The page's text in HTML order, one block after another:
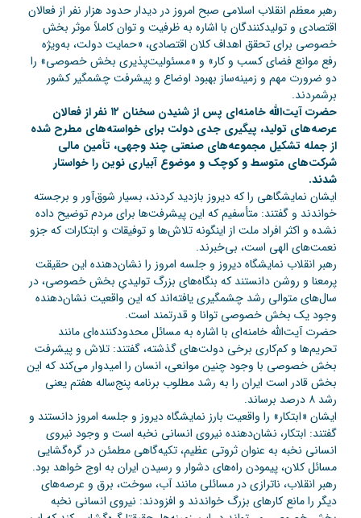
رهبر معظم انقلاب اسلامی صبح امروز در دیدار حدود هزار نفر از فعالان
اقتصادی و تولیدکنندگان با اشاره به ظرفیت و توان کاملاً موثر بخش
خصوصی برای تحقق اهداف کلان اقتصادی، «حمایت دولت، به‌ویژه
رفع موانع فضای کسب‌ و کار» و «مسئولیت‌پذیری بخش خصوصی» را
دو ضرورت مهم و زمینه‌ساز بهبود اوضاع و پیشرفت چشمگیر کشور
برشمردند.
حضرت آیت‌الله خامنه‌ای پس از شنیدن سخنان ۱۲ نفر از فعالان
عرصه‌های تولید، پیگیری جدی دولت برای خواسته‌های مطرح شده
از جمله تشکیل مجموعه‌های صنعتی چند وجهی، تأمین مالی
شرکت‌‌های متوسط و کوچک و موضوع آبیاری نوین را خواستار
شدند.
ایشان نمایشگاهی را که دیروز بازدید کردند، بسیار شوق‌آور و برجسته
خواندند و گفتند: متأسفیم که این پیشرفت‌ها برای مردم توضیح داده
نشده و اکثر افراد ملت از اینگونه تلاش‌ها و توفیقات و ابتکارات که جزو
نعمت‌های الهی است، بی‌خبرند.
رهبر انقلاب نمایشگاه دیروز و جلسه امروز را نشان‌دهنده این حقیقت
پرمعنا و روشن دانستند که بنگاه‌های بزرگ تولیدیِ بخش خصوصی، در
سال‌های متوالی رشد چشمگیری یافته‌اند که این واقعیت نشان‌دهنده
وجود یک بخش خصوصی توانا و قدرتمند است.
حضرت آیت‌الله خامنه‌ای با اشاره به مسائل محدودکننده‌ای مانند
تحریم‌ها و کم‌کاری برخی دولت‌های گذشته، گفتند: تلاش و پیشرفت
بخش خصوصی با وجود چنین موانعی، انسان را امیدوار می‌کند که این
بخش قادر است ایران را به رشد مطلوب برنامه پنج‌ساله هفتم یعنی
رشد ۸ درصد برساند.
ایشان «ابتکار» را واقعیت بارز نمایشگاه دیروز و جلسه امروز دانستند و
گفتند: ابتکار، نشان‌دهنده نیروی انسانی نخبه است و وجود نیروی
انسانی نخبه به عنوان ثروتی عظیم، تکیه‌گاهی مطمئن در گره‌گشایی
مسائل کلان، پیمودن راه‌های دشوار و رسیدن ایران به اوج خواهد بود.
رهبر انقلاب، ناترازی در مسائلی مانند آب، سوخت، برق و عرصه‌های
دیگر را مانع کارهای بزرگ خواندند و افزودند: نیروی انسانی نخبه